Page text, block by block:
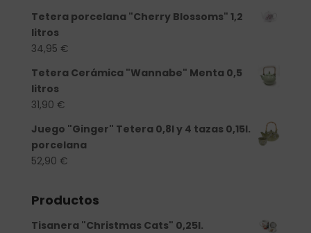
Tetera porcelana "Cherry Blossoms" 1,2
litros
34,95 €
Tetera Cerámica "Wannabe" Menta 0,5
litros
31,90 €
Juego "Ginger" Tetera 0,8l y 4 tazas 0,15l.
porcelana
52,90 €
Productos
Tisanera "Christmas Cats" 0,25l.